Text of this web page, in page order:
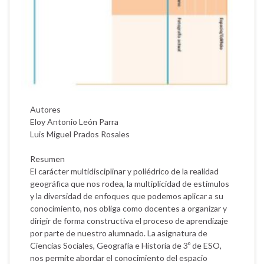
Autores
Eloy Antonio León Parra
Luis Miguel Prados Rosales
Resumen
El carácter multidisciplinar y poliédrico de la realidad
geográfica que nos rodea, la multiplicidad de estímulos
y la diversidad de enfoques que podemos aplicar a su
conocimiento, nos obliga como docentes a organizar y
dirigir de forma constructiva el proceso de aprendizaje
por parte de nuestro alumnado. La asignatura de
Ciencias Sociales, Geografía e Historia de 3º de ESO,
nos permite abordar el conocimiento del espacio